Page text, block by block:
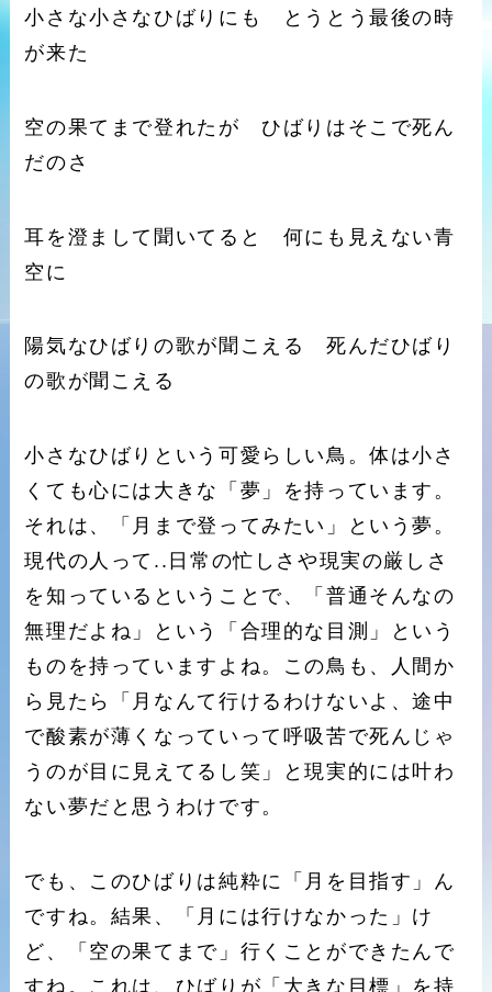
小さな小さなひばりにも とうとう最後の時
が来た
空の果てまで登れたが ひばりはそこで死ん
だのさ
耳を澄まして聞いてると 何にも見えない青
空に
陽気なひばりの歌が聞こえる 死んだひばり
の歌が聞こえる
小さなひばりという可愛らしい鳥。体は小さ
くても心には大きな「夢」を持っています。
それは、「月まで登ってみたい」という夢。
現代の人って..日常の忙しさや現実の厳しさ
を知っているということで、「普通そんなの
無理だよね」という「合理的な目測」という
ものを持っていますよね。この鳥も、人間か
ら見たら「月なんて行けるわけないよ、途中
で酸素が薄くなっていって呼吸苦で死んじゃ
うのが目に見えてるし笑」と現実的には叶わ
ない夢だと思うわけです。
でも、このひばりは純粋に「月を目指す」ん
ですね。結果、「月には行けなかった」け
ど、「空の果てまで」行くことができたんで
すね。これは、ひばりが「大きな目標」を持